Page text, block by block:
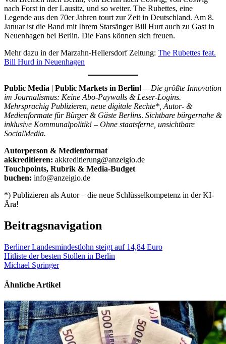
nach Forst in der Lausitz, und so weiter. The Rubettes, eine
Legende aus den 70er Jahren tourt zur Zeit in Deutschland. Am 8.
Januar ist die Band mit Ihrem Starsänger Bill Hurt auch zu Gast in
Neuenhagen bei Berlin. Die Fans können sich freuen.
Mehr dazu in der Marzahn-Hellersdorf Zeitung: The Rubettes feat.
Bill Hurd in Neuenhagen
Public Media | Public Markets in Berlin!— Die größte Innovation
im Journalismus: Keine Abo-Paywalls & Leser-Logins.
Mehrsprachig Publizieren, neue digitale Rechte*, Autor- &
Medienformate für Bürger & Gäste Berlins. Sichtbare bürgernahe &
inklusive Kommunalpolitik! – Ohne staatsferne, unsichtbare
SocialMedia.
Autorperson & Medienformat
akkreditieren: akkreditierung@anzeigio.de
Touchpoints, Rubrik & Media-Budget
buchen: info@anzeigio.de
*) Publizieren als Autor – die neue Schlüsselkompetenz in der KI-
Ära!
Beitragsnavigation
Berliner Landesmindestlohn steigt auf 14,84 Euro
Hitliste der besten Stollen in Berlin
Michael Springer
Ähnliche Artikel